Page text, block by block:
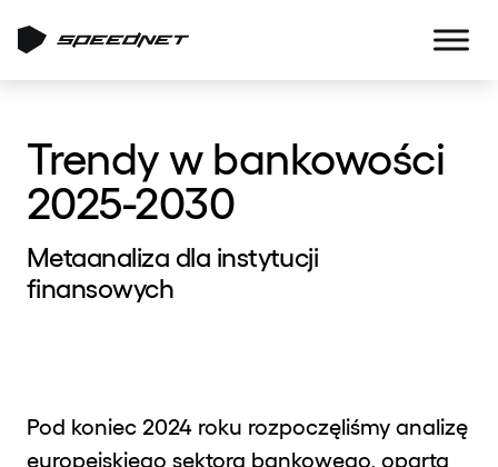
Trendy w bankowości
2025-2030
Metaanaliza dla instytucji
finansowych
Pod koniec 2024 roku rozpoczęliśmy analizę
europejskiego sektora bankowego, opartą